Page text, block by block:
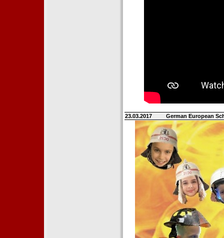
23.03.2017 German European